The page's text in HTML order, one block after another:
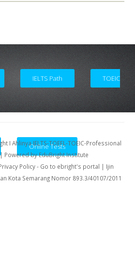
IELTS Path TOEIC
Online Tests
I Ahlinya IELTS-TOEFL-TOEIC-Professional
Powered byEduBright Institute
Policy- Go to ebright's portal | Ijin
Kota Semarang Nomor 893.3/40107/2011